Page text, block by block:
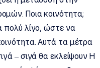
Ποια κοινότητα;
πολύ λίγο, ώστε να
Αυτά τα μέτρα
– σιγά θα εκλείψουν Η